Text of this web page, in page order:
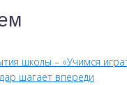
школы – «Учимся
шагает впереди